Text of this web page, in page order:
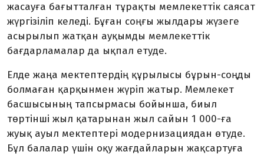
жасауға бағытталған тұрақты мемлекеттік саясат
жүргізіліп келеді. Бұған соңғы жылдары жүзеге
асырылып жатқан ауқымды мемлекеттік
бағдарламалар да ықпал етуде.
Елде жаңа мектептердің құрылысы бұрын-соңды
болмаған қарқынмен жүріп жатыр. Мемлекет
басшысының тапсырмасы бойынша, биыл
төртінші жыл қатарынан жыл сайын 1 000-ға
жуық ауыл мектептері модернизациядан өтуде.
Бұл балалар үшін оқу жағдайларын жақсартуға